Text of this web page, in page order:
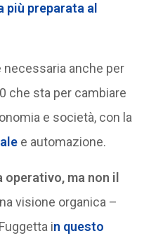
preparata al
necessaria anche per
che sta per cambiare
e società, con la
e automazione.
ma non il
visione organica –
in questo